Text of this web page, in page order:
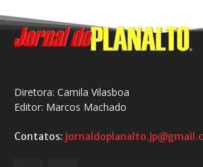
Diretora: Camila Vilasboa
Editor: Marcos Machado
Contatos: